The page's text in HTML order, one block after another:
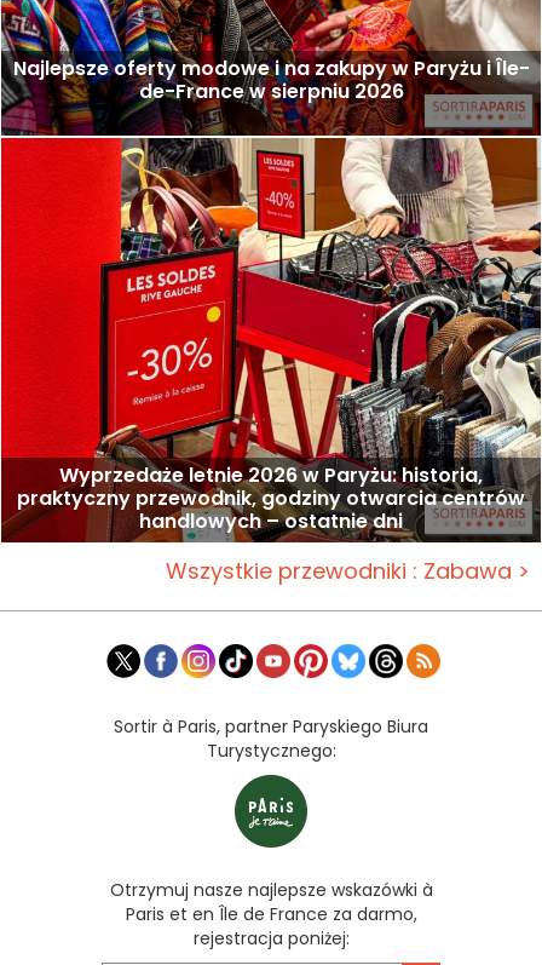
Najlepsze oferty modowe i na zakupy w Paryżu i Île-
de-France w sierpniu 2026
Wyprzedaże letnie 2026 w Paryżu: historia,
praktyczny przewodnik, godziny otwarcia centrów
handlowych – ostatnie dni
Wszystkie przewodniki : Zabawa >
Sortir à Paris, partner Paryskiego Biura
Turystycznego:
Otrzymuj nasze najlepsze wskazówki à
Paris et en Île de France za darmo,
rejestracja poniżej: